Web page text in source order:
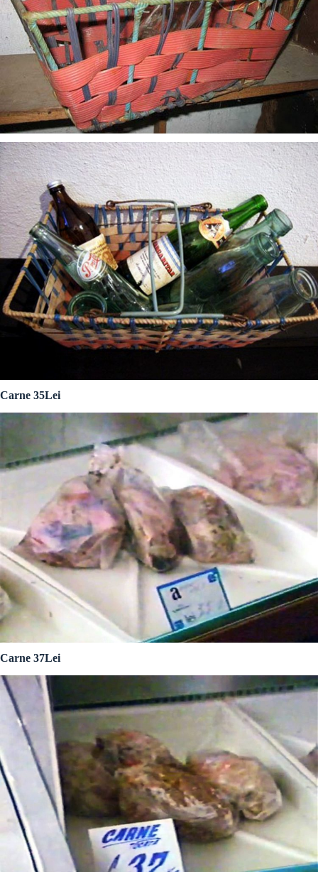
Carne 35Lei
Carne 37Lei